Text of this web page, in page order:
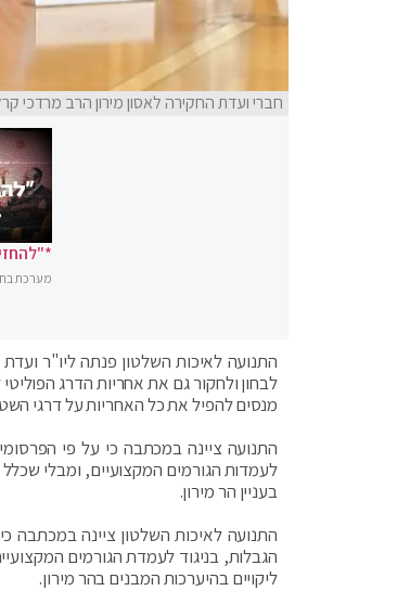
חברי ועדת החקירה לאסון מירון הרב מרדכי
מערכת
התנועה לאיכות השלטון פנתה ליו"ר
לבחון ולחקור גם את אחריות הדרג
מנסים להפיל את כל האחריות על דרגי
התנועה ציינה במכתבה כי על פי
לעמדות הגורמים המקצועיים, ומבלי
בעניין הר מירון.
התנועה לאיכות השלטון ציינה
הגבלות, בניגוד לעמדת הגורמים
ליקויים בהיערכות המבנים בהר מירון.